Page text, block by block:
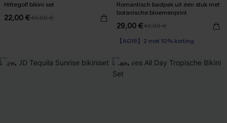
Hittegolf bikini set
22,00 €43,00 €
Romantisch badpak uit één stuk met
botanische bloemenprint
29,00 €42,00 €
【AG18】2 met 10% korting
-21% -49%